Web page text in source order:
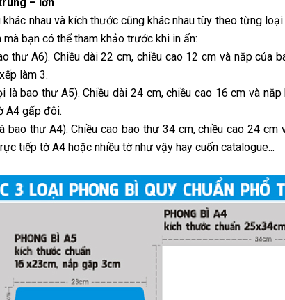
nhau và kích thước cũng khác nhau tùy theo từng
bạn có thể tham khảo trước khi in ấn:
thư A6). Chiều dài 22 cm, chiều cao 12 cm và nắp của
làm 3.
bao thư A5). Chiều dài 24 cm, chiều cao 16 cm và
A4 gấp đôi.
bao thư A4). Chiều cao bao thư 34 cm, chiều cao 24
tiếp tờ A4 hoặc nhiều tờ như vậy hay cuốn catalogue...